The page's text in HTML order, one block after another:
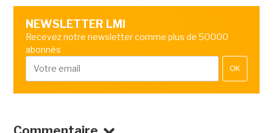
NEWSLETTER LMI
Recevez notre newsletter comme plus de 50000
abonnés
OK